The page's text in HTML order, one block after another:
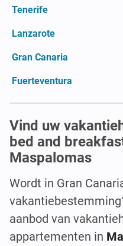
Tenerife
Lanzarote
Gran Canaria
Fuerteventura
Vind uw
bed and
Maspalomas
Wordt in Gran
aanbod van
appartementen in